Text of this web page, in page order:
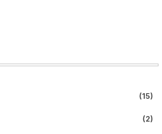
(15)
(2)